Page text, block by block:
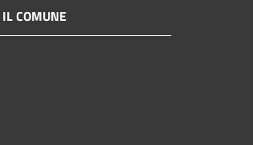
COMUNE